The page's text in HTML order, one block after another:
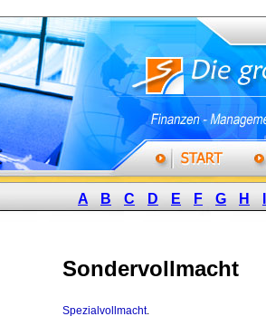
A B C D E F G H
Sondervollmacht
Spezialvollmacht.